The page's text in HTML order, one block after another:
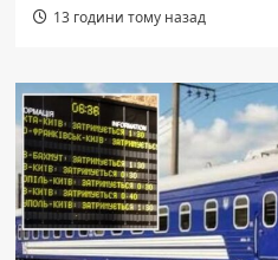
13 години тому назад